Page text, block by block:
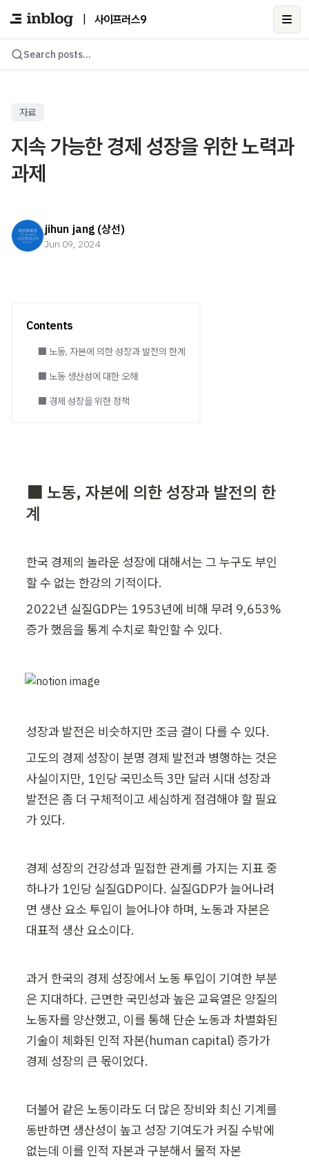
사이프러스9
Search posts...
자료
지속 가능한 경제 성장을 위한 노력과
과제
jihun jang (상선)
Jun 09, 2024
Contents
⬛ 노동, 자본에 의한 성장과 발전의 한계
⬛ 노동 생산성에 대한 오해
⬛ 경제 성장을 위한 정책
⬛ 노동, 자본에 의한 성장과 발전의 한
계
한국 경제의 놀라운 성장에 대해서는 그 누구도 부인
할 수 없는 한강의 기적이다.
2022년 실질GDP는 1953년에 비해 무려 9,653%
증가 했음을 통계 수치로 확인할 수 있다.
성장과 발전은 비슷하지만 조금 결이 다를 수 있다.
고도의 경제 성장이 분명 경제 발전과 병행하는 것은
사실이지만, 1인당 국민소득 3만 달러 시대 성장과
발전은 좀 더 구체적이고 세심하게 점검해야 할 필요
가 있다.
경제 성장의 건강성과 밀접한 관계를 가지는 지표 중
하나가 1인당 실질GDP이다. 실질GDP가 늘어나려
면 생산 요소 투입이 늘어나야 하며, 노동과 자본은
대표적 생산 요소이다.
과거 한국의 경제 성장에서 노동 투입이 기여한 부분
은 지대하다. 근면한 국민성과 높은 교육열은 양질의
노동자를 양산했고, 이를 통해 단순 노동과 차별화된
기술이 체화된 인적 자본(human capital) 증가가
경제 성장의 큰 몫이었다.
더불어 같은 노동이라도 더 많은 장비와 최신 기계를
동반하면 생산성이 높고 성장 기여도가 커질 수밖에
없는데 이를 인적 자본과 구분해서 물적 자본